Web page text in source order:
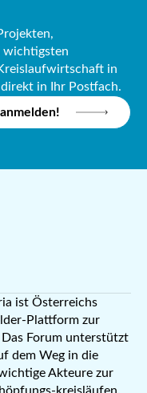
wichtigsten
in
in Ihr Postfach.
ist Österreichs
Plattform zur
Forum unterstützt
dem Weg in die
Akteure zur